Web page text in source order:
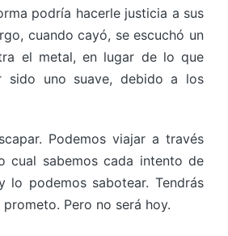
podría hacerle justicia a sus
cuando cayó, se escuchó un
el metal, en lugar de lo que
sido uno suave, debido a los
Podemos viajar a través
cual sabemos cada intento de
lo podemos sabotear. Tendrás
Pero no será hoy.